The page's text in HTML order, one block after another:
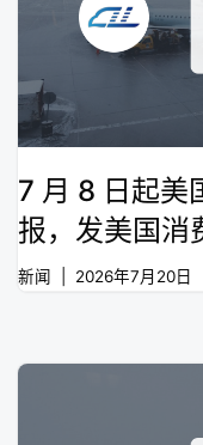
7 月 8 日起美
报，发美国消
新闻 2026年7月20日